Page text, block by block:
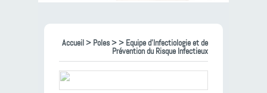
Accueil> Poles>> Equipe d’Infectiologie et de
Prévention du Risque Infectieux